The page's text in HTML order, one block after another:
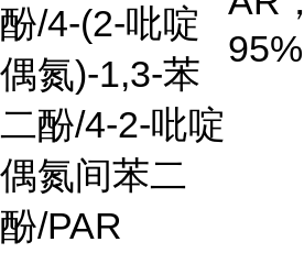
酚/4-(2-吡啶
偶氮)-1,3-苯
二酚/4-2-吡啶
偶氮间苯二
酚/PAR
95%